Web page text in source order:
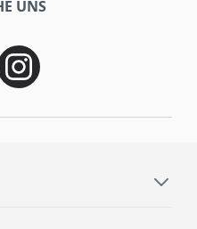
UNS